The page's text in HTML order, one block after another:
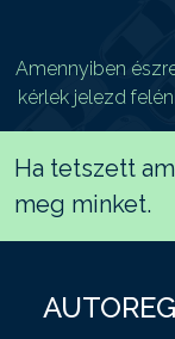
Amennyiben
kérlek jelezd
Ha tetszett
meg minket.